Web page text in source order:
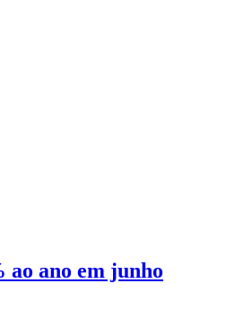
ao ano em junho